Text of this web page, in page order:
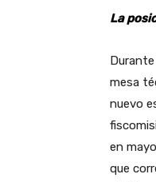
La
mesa
nuevo
en
que